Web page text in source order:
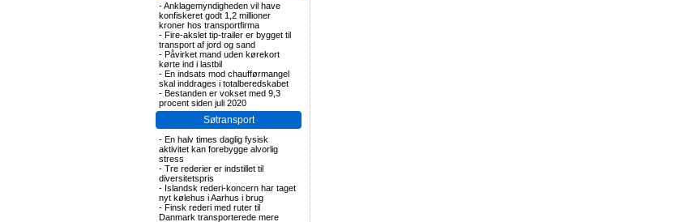
-Anklagemyndigheden vil have
konfiskeret godt 1,2 millioner
kroner hos transportfirma
- Fire-akslet tip-trailer er bygget til
transport af jord og sand
- Påvirket mand uden kørekort
kørte ind i lastbil
- En indsats mod chaufførmangel
skal inddrages i totalberedskabet
- Bestanden er vokset med 9,3
procent siden juli 2020
Søtransport
- En halv times daglig fysisk
aktivitet kan forebygge alvorlig
stress
- Tre rederier er indstillet til
diversitetspris
- Islandsk rederi-koncern har taget
nyt kølehus i Aarhus i brug
- Finsk rederi med ruter til
Danmark transporterede mere